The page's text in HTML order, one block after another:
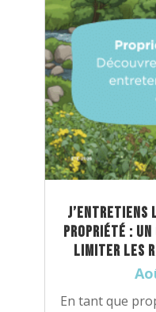
J’entretiens
propriété :
limiter les
En tant que